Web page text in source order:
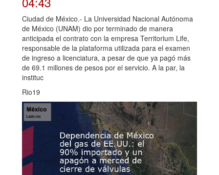
Ciudad de México.- La Universidad Nacional Autónoma
de México (UNAM) dio por terminado de manera
anticipada el contrato con la empresa Territorium Life,
responsable de la plataforma utilizada para el examen
de ingreso a licenciatura, a pesar de que ya pagó más
de 69.1 millones de pesos por el servicio. A la par, la
instituc
Rio19